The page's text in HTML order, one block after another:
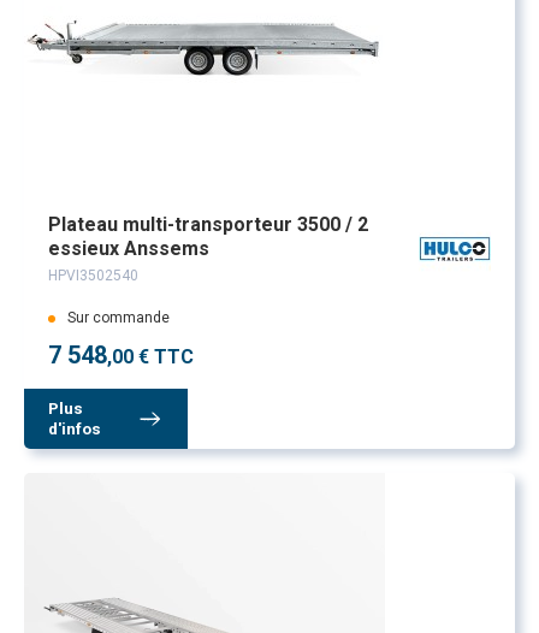
Plateau multi-transporteur 3500 / 2
essieux Anssems
HPVI3502540
Sur commande
7 548,00 € TTC
Plus
d'infos